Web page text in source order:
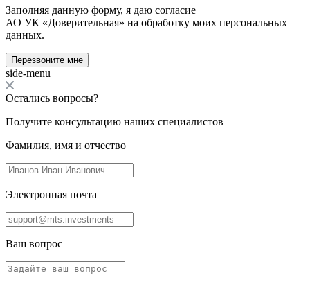
Заполняя данную форму, я даю согласие
АО УК «Доверительная» на обработку моих персональных
данных.
Перезвоните мне
side-menu
Остались вопросы?
Получите консультацию наших специалистов
Фамилия, имя и отчество
Электронная почта
Ваш вопрос